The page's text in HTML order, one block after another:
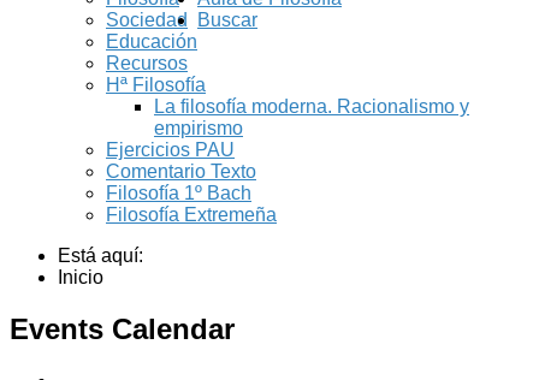
Sociedad
Educación
Recursos
Hª Filosofía
La filosofía moderna. Racionalismo y
empirismo
Ejercicios PAU
Comentario Texto
Filosofía 1º Bach
Filosofía Extremeña
Buscar
Está aquí:
Inicio
Events Calendar